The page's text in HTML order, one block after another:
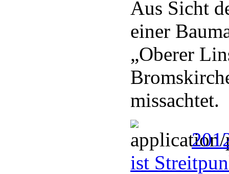
Aus Sicht
einer
„Oberer
missachtet.
ist